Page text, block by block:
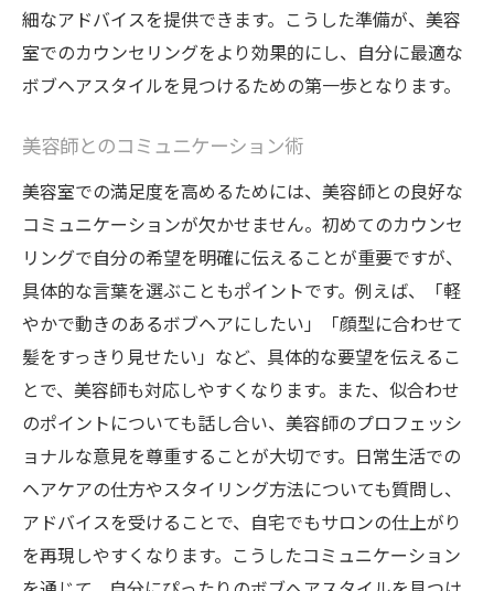
細なアドバイスを提供できます。こうした準備が、美容
室でのカウンセリングをより効果的にし、自分に最適な
ボブヘアスタイルを見つけるための第一歩となります。
美容師とのコミュニケーション術
美容室での満足度を高めるためには、美容師との良好な
コミュニケーションが欠かせません。初めてのカウンセ
リングで自分の希望を明確に伝えることが重要ですが、
具体的な言葉を選ぶこともポイントです。例えば、「軽
やかで動きのあるボブヘアにしたい」「顔型に合わせて
髪をすっきり見せたい」など、具体的な要望を伝えるこ
とで、美容師も対応しやすくなります。また、似合わせ
のポイントについても話し合い、美容師のプロフェッシ
ョナルな意見を尊重することが大切です。日常生活での
ヘアケアの仕方やスタイリング方法についても質問し、
アドバイスを受けることで、自宅でもサロンの仕上がり
を再現しやすくなります。こうしたコミュニケーション